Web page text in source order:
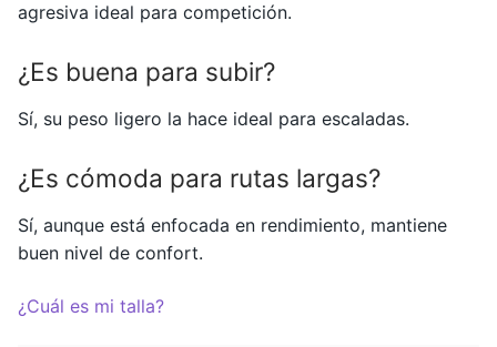
agresiva ideal para competición.
¿Es buena para subir?
Sí, su peso ligero la hace ideal para escaladas.
¿Es cómoda para rutas largas?
Sí, aunque está enfocada en rendimiento, mantiene
buen nivel de confort.
¿Cuál es mi talla?